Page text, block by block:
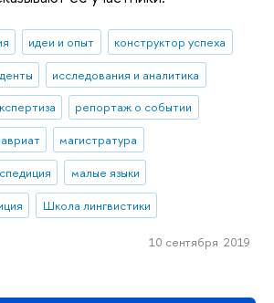
идеи и опыт
конструктор успеха
исследования и аналитика
репортаж о событии
магистратура
малые языки
Школа лингвистики
10 сентября 2019